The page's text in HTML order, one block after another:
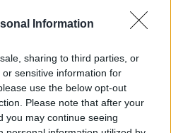
Information
sharing to third parties, or
sensitive information for
use the below opt-out
Please note that after your
you may continue seeing
guides). Σε αυτό
Συστήνεται η προφυλακτική
και βιταμίνης D σε όλες τις
η συμβουλευτική ή
ορθοπεδικού σας σε
και εμμένων άλγος στη